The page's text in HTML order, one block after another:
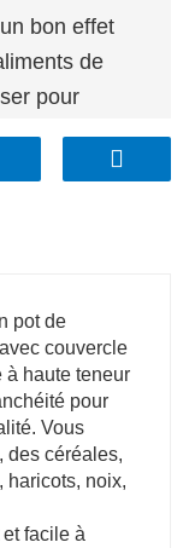
bon effet
de
pour
aliments
des
et la
l'air,
le contenu
pot de
couvercle
à haute teneur
pour
Vous
des céréales,
haricots, noix,
facile à